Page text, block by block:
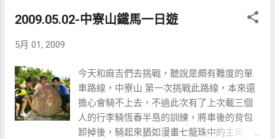
2009.05.02-中寮山鐵馬一日遊
5月 01, 2009
今天和麻吉們去挑戰，聽說是頗有難度的單
車路線，中寮山 第一次挑戰此路線，本來還
擔心會騎不上去，不過此次有了上次載三個
人的行李騎恆春半島的訓練，將車後的背包
卸掉後，騎起來猶如漫畫七龍珠中的主角悟